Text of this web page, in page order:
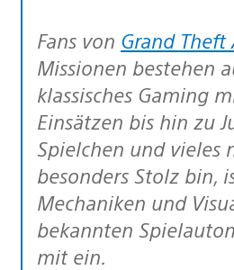
Fans von Grand Theft
Missionen bestehen
klassisches Gaming
Einsätzen bis hin zu
Spielchen und vieles
besonders Stolz bin,
Mechaniken und
bekannten
mit ein.